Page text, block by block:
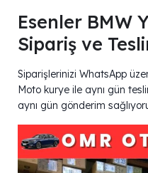
Esenler BMW
Sipariş ve
Siparişlerinizi WhatsApp
Moto kurye ile aynı gün
aynı gün gönderim